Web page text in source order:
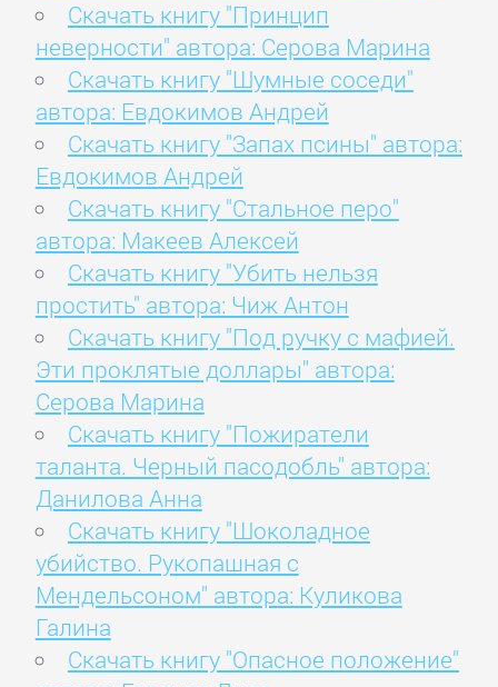
Скачать книгу "Принцип
неверности" автора: Серова Марина
Скачать книгу "Шумные соседи"
автора: Евдокимов Андрей
Скачать книгу "Запах псины" автора:
Евдокимов Андрей
Скачать книгу "Стальное перо"
автора: Макеев Алексей
Скачать книгу "Убить нельзя
простить" автора: Чиж Антон
Скачать книгу "Под ручку с мафией.
Эти проклятые доллары" автора:
Серова Марина
Скачать книгу "Пожиратели
таланта. Черный пасодобль" автора:
Данилова Анна
Скачать книгу "Шоколадное
убийство. Рукопашная с
Мендельсоном" автора: Куликова
Галина
Скачать книгу "Опасное положение"